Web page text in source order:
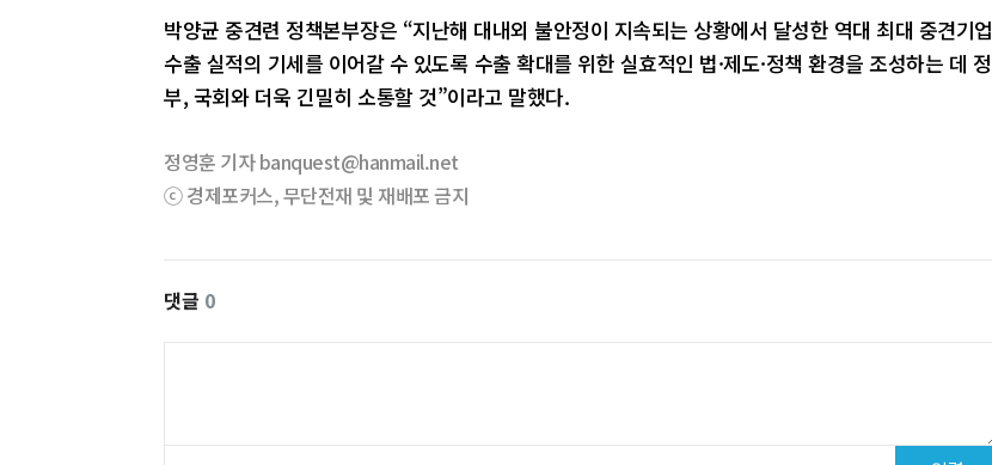
박양균 중견련 정책본부장은 “지난해 대내외 불안정이 지속되는 상황에서 달성한 역대 최대 중견기업
수출 실적의 기세를 이어갈 수 있도록 수출 확대를 위한 실효적인 법·제도·정책 환경을 조성하는 데 정
부, 국회와 더욱 긴밀히 소통할 것”이라고 말했다.
정영훈 기자 banquest@hanmail.net
ⓒ 경제포커스, 무단전재 및 재배포 금지
댓글 0